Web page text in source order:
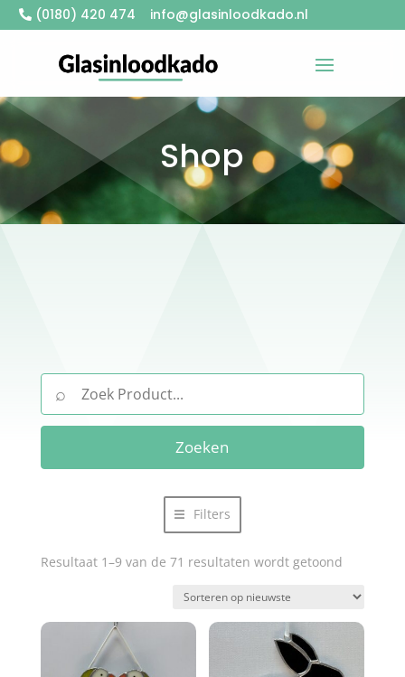
(0180) 420 474 info@glasinloodkado.nl
Shop
⌕
Zoeken
Filters
Resultaat 1–9 van de 71 resultaten wordt getoond
nieuwste